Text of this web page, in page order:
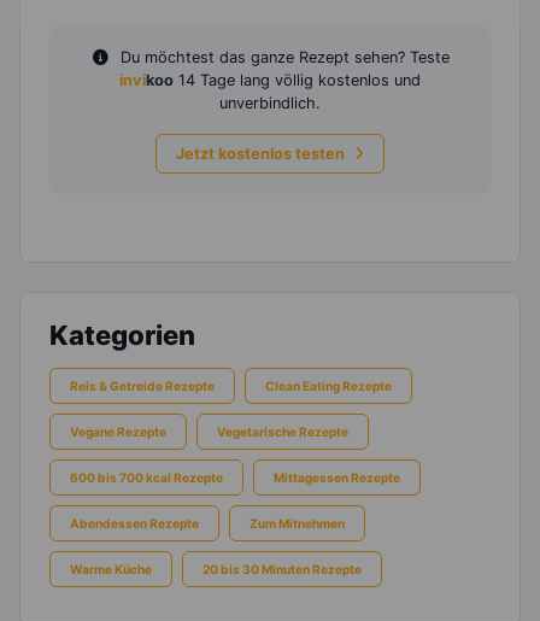
Du möchtest das ganze Rezept sehen? Teste
invikoo 14 Tage lang völlig kostenlos und
unverbindlich.
Jetzt kostenlos testen
Kategorien
Reis & Getreide Rezepte Clean Eating Rezepte
Vegane Rezepte Vegetarische Rezepte
600 bis 700 kcal Rezepte Mittagessen Rezepte
Abendessen Rezepte Zum Mitnehmen
Warme Küche 20 bis 30 Minuten Rezepte